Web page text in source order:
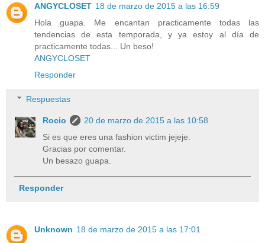
ANGYCLOSET 18 de marzo de 2015 a las 16:59
Hola guapa. Me encantan practicamente todas las
tendencias de esta temporada, y ya estoy al día de
practicamente todas... Un beso!
ANGYCLOSET
Responder
Respuestas
Rocio
20 de marzo de 2015 a las 10:58
Si es que eres una fashion victim jejeje.
Gracias por comentar.
Un besazo guapa.
Responder
Unknown 18 de marzo de 2015 a las 17:01